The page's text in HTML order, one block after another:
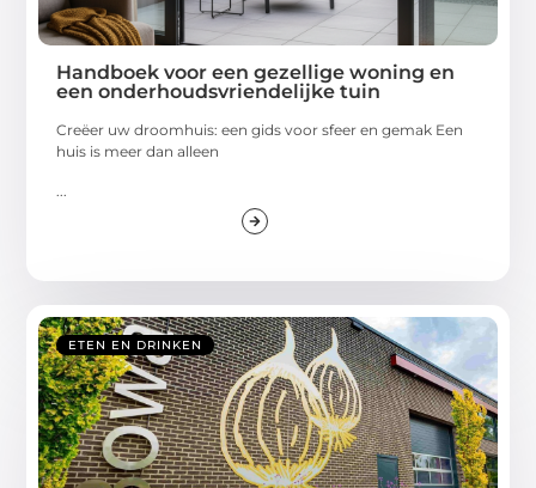
Handboek voor een gezellige woning en
een onderhoudsvriendelijke tuin
Creëer uw droomhuis: een gids voor sfeer en gemak Een
huis is meer dan alleen
ETEN EN DRINKEN